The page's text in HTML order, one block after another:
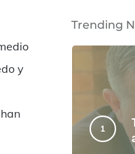
y
Trending